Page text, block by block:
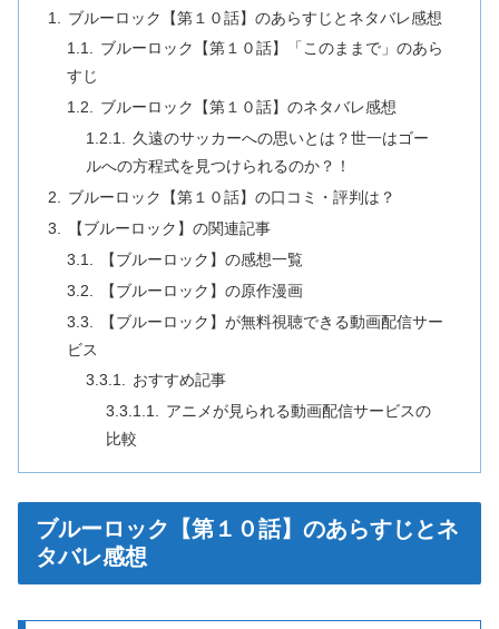
ブルーロック【第１０話】のあらすじとネタバレ感想
ブルーロック【第１０話】「このままで」のあら
すじ
ブルーロック【第１０話】のネタバレ感想
久遠のサッカーへの思いとは？世一はゴー
ルへの方程式を見つけられるのか？！
ブルーロック【第１０話】の口コミ・評判は？
【ブルーロック】の関連記事
【ブルーロック】の感想一覧
【ブルーロック】の原作漫画
【ブルーロック】が無料視聴できる動画配信サー
ビス
おすすめ記事
アニメが見られる動画配信サービスの
比較
ブルーロック【第１０話】のあらすじとネ
タバレ感想